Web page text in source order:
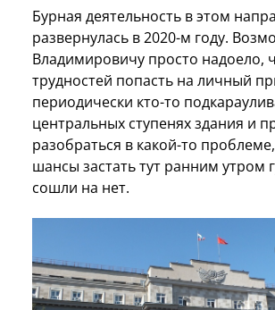
Бурная деятельность в этом
развернулась в 2020-м году.
Владимировичу просто надоело,
трудностей попасть на личный
периодически кто-то
центральных ступенях здания и
разобраться в какой-то
шансы застать тут ранним утром
сошли на нет.